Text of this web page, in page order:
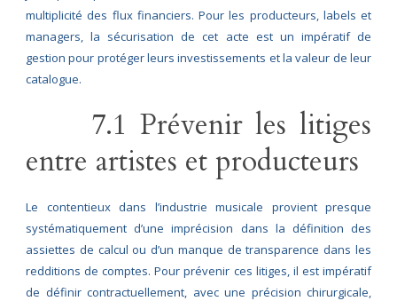
multiplicité des flux financiers. Pour les producteurs, labels et
managers, la sécurisation de cet acte est un impératif de
gestion pour protéger leurs investissements et la valeur de leur
catalogue.
7.1 Prévenir les litiges
entre artistes et producteurs
Le contentieux dans l’industrie musicale provient presque
systématiquement d’une imprécision dans la définition des
assiettes de calcul ou d’un manque de transparence dans les
redditions de comptes. Pour prévenir ces litiges, il est impératif
de définir contractuellement, avec une précision chirurgicale,